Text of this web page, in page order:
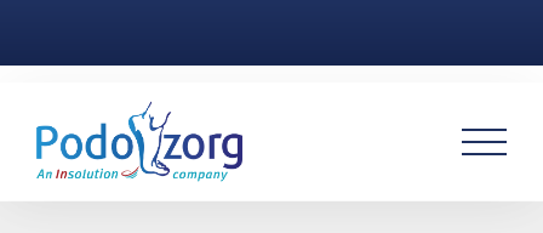
Voetklachten
Podotherapie